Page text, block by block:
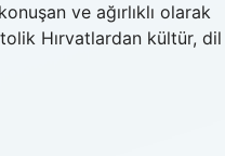
ve ağırlıklı olarak
Hırvatlardan kültür, dil